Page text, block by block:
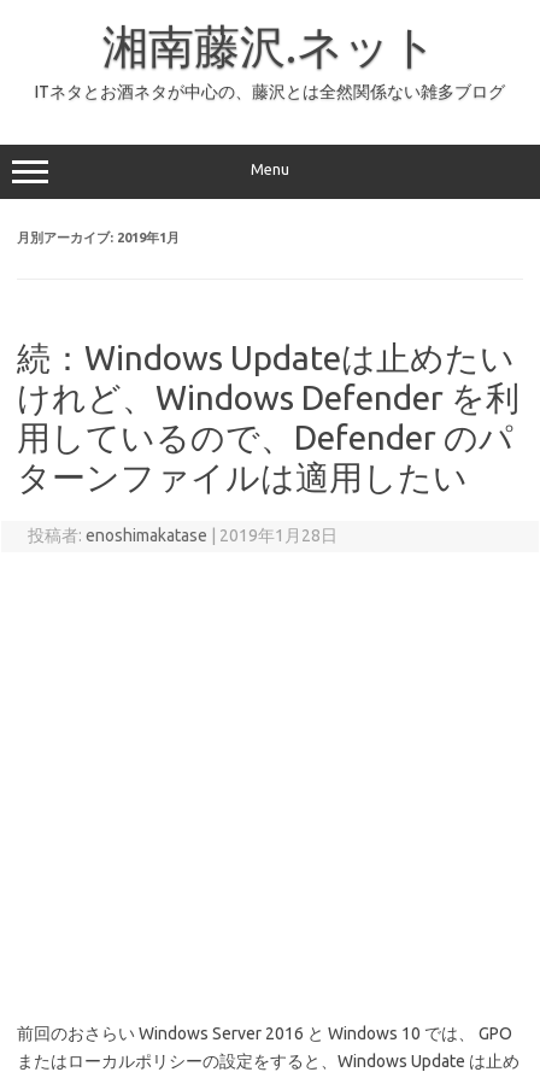
ッ
プ
湘南藤沢.ネット
ITネタとお酒ネタが中心の、藤沢とは全然関係ない雑多ブログ
Menu
月別アーカイブ: 2019年1月
続：Windows Updateは止めたい
けれど、Windows Defender を利
用しているので、Defender のパ
ターンファイルは適用したい
投稿者: enoshimakatase 2019年1月28日
前回のおさらい Windows Server 2016 と Windows 10 では、 GPO
またはローカルポリシーの設定をすると、Windows Update は止め